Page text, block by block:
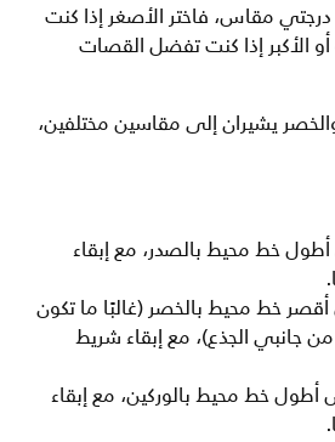
مقاس، فاختر الأصغر إذا كنت
الأكبر إذا كنت تفضل القصات
يشيران إلى مقاسين مختلفين،
خط محيط بالصدر، مع إبقاء
خط محيط بالخصر (غالبًا ما تكون
جانبي الجذع)، مع إبقاء شريط
أطول خط محيط بالوركين، مع إبقاء